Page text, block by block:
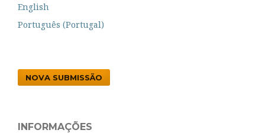
English
Português (Portugal)
NOVA SUBMISSÃO
INFORMAÇÕES